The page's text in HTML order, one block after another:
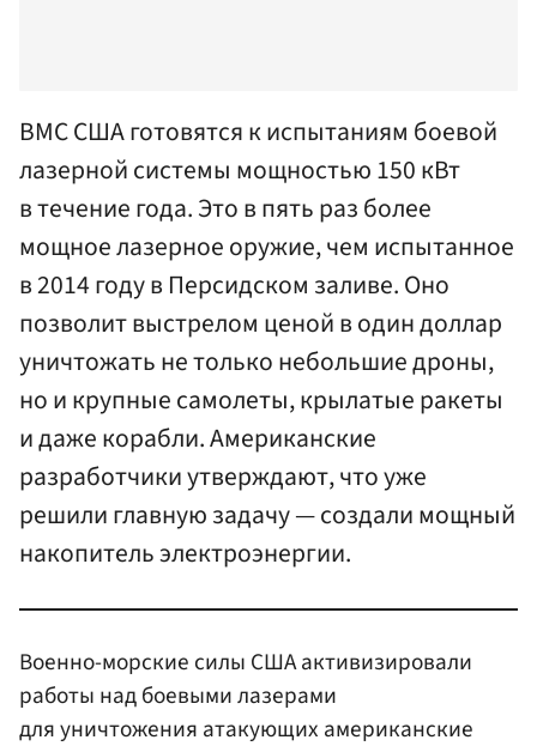
ВМС США готовятся к испытаниям боевой
лазерной системы мощностью 150 кВт
в течение года. Это в пять раз более
мощное лазерное оружие, чем испытанное
в 2014 году в Персидском заливе. Оно
позволит выстрелом ценой в один доллар
уничтожать не только небольшие дроны,
но и крупные самолеты, крылатые ракеты
и даже корабли. Американские
разработчики утверждают, что уже
решили главную задачу — создали мощный
накопитель электроэнергии.
Военно-морские силы США активизировали
работы над боевыми лазерами
для уничтожения атакующих американские